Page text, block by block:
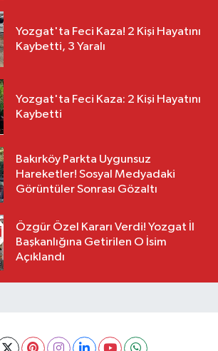
Yozgat'ta Feci Kaza! 2 Kişi Hayatını
Kaybetti, 3 Yaralı
Yozgat'ta Feci Kaza: 2 Kişi Hayatını
Kaybetti
Bakırköy Parkta Uygunsuz
Hareketler! Sosyal Medyadaki
Görüntüler Sonrası Gözaltı
Özgür Özel Kararı Verdi! Yozgat İl
Başkanlığına Getirilen O İsim
Açıklandı